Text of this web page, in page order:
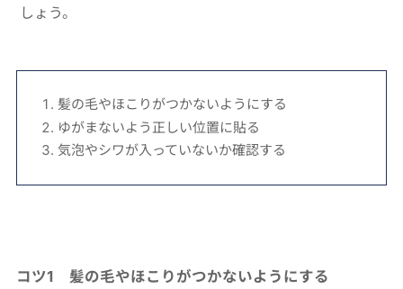
しょう。
髪の毛やほこりがつかないようにする
ゆがまないよう正しい位置に貼る
気泡やシワが入っていないか確認する
コツ1 髪の毛やほこりがつかないようにする